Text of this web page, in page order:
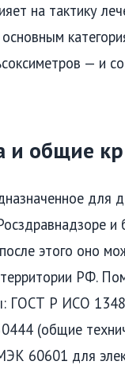
на тактику
— и
и общие
для
и
этого оно
РФ.
ГОСТ Р ИСО
(общие
60601 для